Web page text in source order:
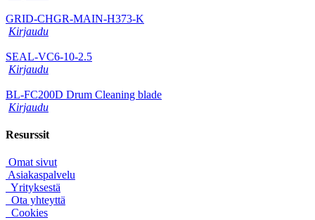
GRID-CHGR-MAIN-H373-K
Kirjaudu
SEAL-VC6-10-2.5
Kirjaudu
BL-FC200D Drum Cleaning blade
Kirjaudu
Resurssit
Omat sivut
Asiakaspalvelu
Yrityksestä
Ota yhteyttä
Cookies